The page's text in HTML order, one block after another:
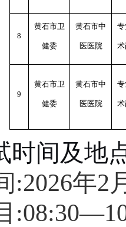
8
黄石市卫
健委
黄石市中
医医院
9
黄石市卫
健委
黄石市中
医医院
时间及地
:2026年